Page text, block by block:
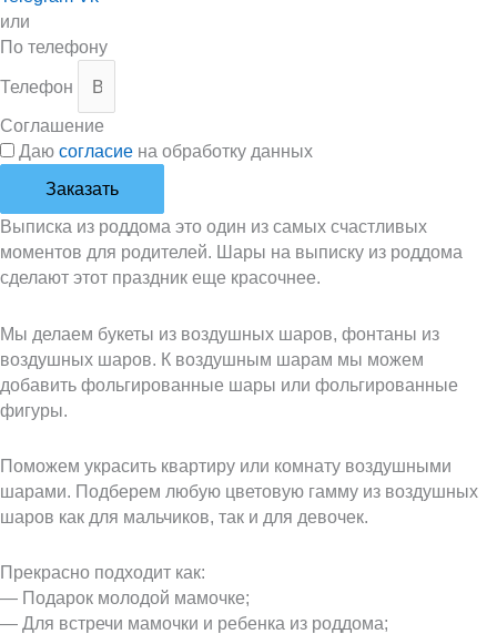
или
По телефону
Телефон
Соглашение
Даю согласие на обработку данных
Заказать
Выписка из роддома это один из самых счастливых
моментов для родителей. Шары на выписку из роддома
сделают этот праздник еще красочнее.
Мы делаем букеты из воздушных шаров, фонтаны из
воздушных шаров. К воздушным шарам мы можем
добавить фольгированные шары или фольгированные
фигуры.
Поможем украсить квартиру или комнату воздушными
шарами. Подберем любую цветовую гамму из воздушных
шаров как для мальчиков, так и для девочек.
Прекрасно подходит как:
— Подарок молодой мамочке;
— Для встречи мамочки и ребенка из роддома;